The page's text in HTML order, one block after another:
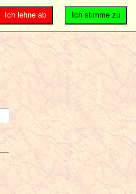
Ich stimme zu
Ich lehne ab